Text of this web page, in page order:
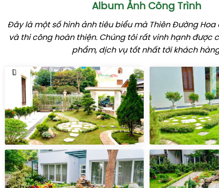
Album Ảnh Công Trình
Đây là một số hình ảnh tiêu biểu mà Thiên Đường Hoa
và thi công hoàn thiện. Chúng tôi rất vinh hạnh được
phẩm, dịch vụ tốt nhất tới khách